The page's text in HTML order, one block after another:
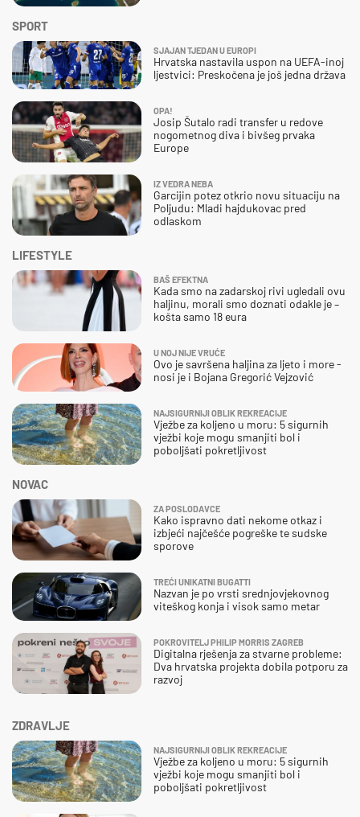
ZDRAVLJE
NAJSIGURNIJI OBLIK REKREACIJE
Vježbe za koljeno u moru: 5 sigurnih
vježbi koje mogu smanjiti bol i
poboljšati pokretljivost
SPORT
SJAJAN TJEDAN U EUROPI
Hrvatska nastavila uspon na UEFA-inoj
ljestvici: Preskočena je još jedna država
OPA!
Josip Šutalo radi transfer u redove
nogometnog diva i bivšeg prvaka
Europe
IZ VEDRA NEBA
Garcijin potez otkrio novu situaciju na
Poljudu: Mladi hajdukovac pred
odlaskom
NOVAC
ZA POSLODAVCE
Kako ispravno dati nekome otkaz i
izbjeći najčešće pogreške te sudske
sporove
TREĆI UNIKATNI BUGATTI
Nazvan je po vrsti srednjovjekovnog
viteškog konja i visok samo metar
POKROVITELJ PHILIP MORRIS ZAGREB
Digitalna rješenja za stvarne probleme:
Dva hrvatska projekta dobila potporu za
razvoj
LIFESTYLE
BAŠ EFEKTNA
Kada smo na zadarskoj rivi ugledali ovu
haljinu, morali smo doznati odakle je –
košta samo 18 eura
U NOJ NIJE VRUĆE
Ovo je savršena haljina za ljeto i more -
nosi je i Bojana Gregorić Vejzović
NAJSIGURNIJI OBLIK REKREACIJE
Vježbe za koljeno u moru: 5 sigurnih
vježbi koje mogu smanjiti bol i
poboljšati pokretljivost